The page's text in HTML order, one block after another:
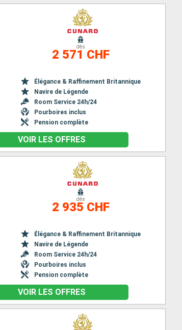
dès
2 571 CHF
Élégance & Raffinement Britannique
Navire de Légende
Room Service 24h/24
Pourboires inclus
Pension complète
VOIR LES OFFRES
dès
2 935 CHF
Élégance & Raffinement Britannique
Navire de Légende
Room Service 24h/24
Pourboires inclus
Pension complète
VOIR LES OFFRES